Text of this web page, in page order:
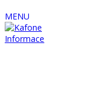
MENU
Informace